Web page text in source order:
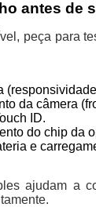
antes de
peça para
da câmera
ID.
do chip da
e
ajudam a